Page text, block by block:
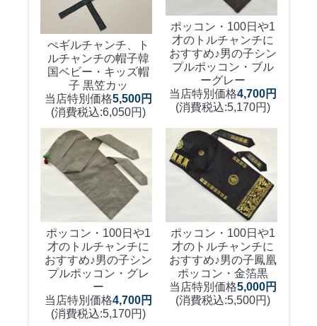
ぺギルチャンチ、ト
ルチャンチの帽子韓
国ベビー・キッズ帽
子 黒笠カッ
当店特別価格5,500円
(消費税込:6,050円)
ポッコン・100日や1
才のトルチャンチに
おすすめ♪男の子シン
プルポッコン・ブル
ーグレー
当店特別価格4,700円
(消費税込:5,170円)
ポッコン・100日や1
才のトルチャンチに
おすすめ♪男の子シン
プルポッコン・グレ
ー
当店特別価格4,700円
(消費税込:5,170円)
ポッコン・100日や1
才のトルチャンチに
おすすめ♪男の子鳳凰
ポッコン・金箔黒
当店特別価格5,000円
(消費税込:5,500円)